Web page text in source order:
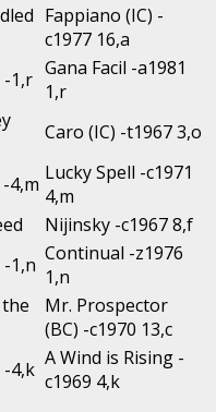
Fappiano (IC) -
c1977 16,a
-1,r Gana Facil -a1981
1,r
Caro (IC) -t1967 3,o
4,m Lucky Spell -c1971
4,m
Nijinsky -c1967 8,f
-1,n Continual -z1976
1,n
Mr. Prospector
(BC) -c1970 13,c
-4,k A Wind is Rising -
c1969 4,k